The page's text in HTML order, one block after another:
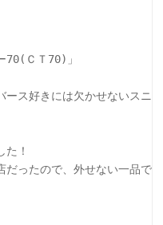
70(ＣＴ70)」
ース好きには欠かせないスニ
た！
だったので、外せない一品で